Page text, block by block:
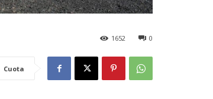
0
1652
Cuota